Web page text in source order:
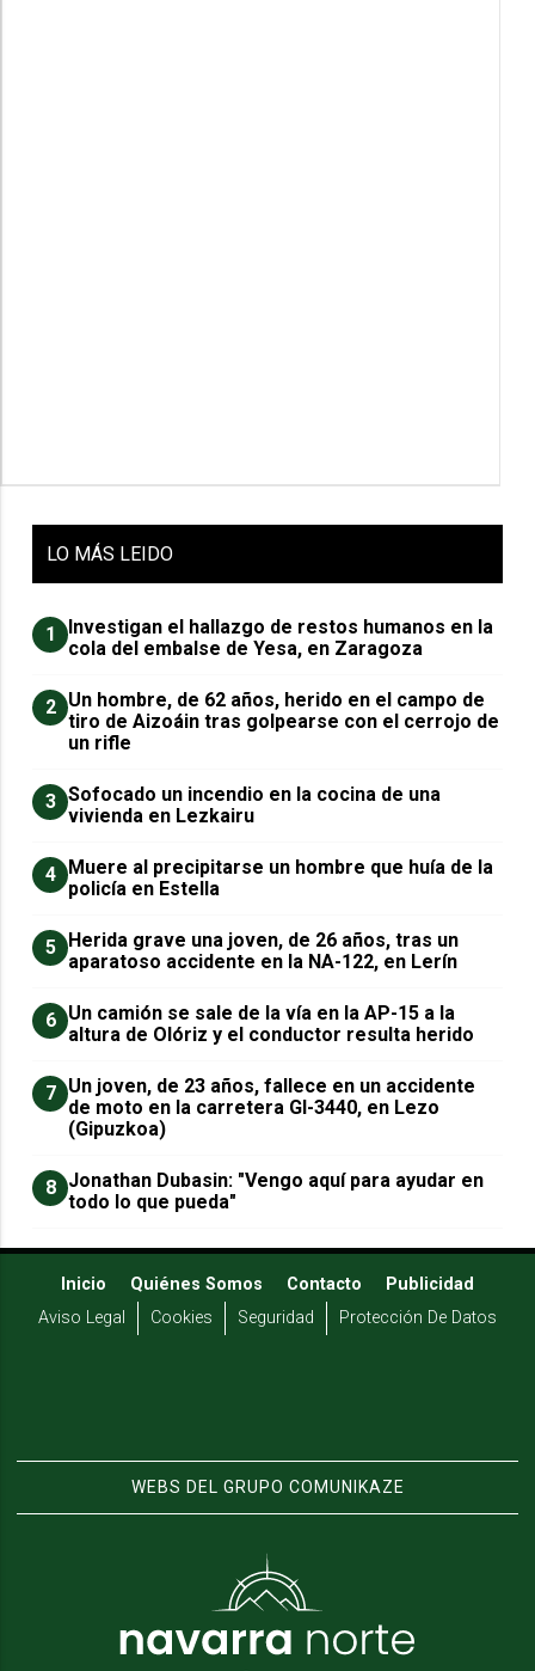
LO MÁS LEIDO
1
Investigan el hallazgo de restos humanos en la
cola del embalse de Yesa, en Zaragoza
2 Un hombre, de 62 años, herido en el campo de
tiro de Aizoáin tras golpearse con el cerrojo de
un rifle
3 Sofocado un incendio en la cocina de una
vivienda en Lezkairu
4 Muere al precipitarse un hombre que huía de la
policía en Estella
5 Herida grave una joven, de 26 años, tras un
aparatoso accidente en la NA-122, en Lerín
6 Un camión se sale de la vía en la AP-15 a la
altura de Olóriz y el conductor resulta herido
7 Un joven, de 23 años, fallece en un accidente
de moto en la carretera GI-3440, en Lezo
(Gipuzkoa)
8 Jonathan Dubasin: "Vengo aquí para ayudar en
todo lo que pueda"
Inicio Quiénes Somos Contacto
Publicidad
Aviso Legal
Cookies Seguridad Protección De Datos
WEBS DEL GRUPO COMUNIKAZE